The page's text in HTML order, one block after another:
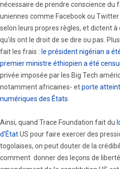
nécessaire de prendre conscience du
uniennes comme Facebook ou
selon leurs propres règles, et dictent
qu'ils ont le droit de se dire ou pas.
fait les frais : le président nigérian a
premier ministre éthiopien a été
privée imposée par les Big Tech
notamment africaines- etporte
numériques des États
Ainsi, quand Trace Foundation fait du
d'ÉtatUS pour faire exercer des
togolaises, on peut douter de la
comment donner des leçons de